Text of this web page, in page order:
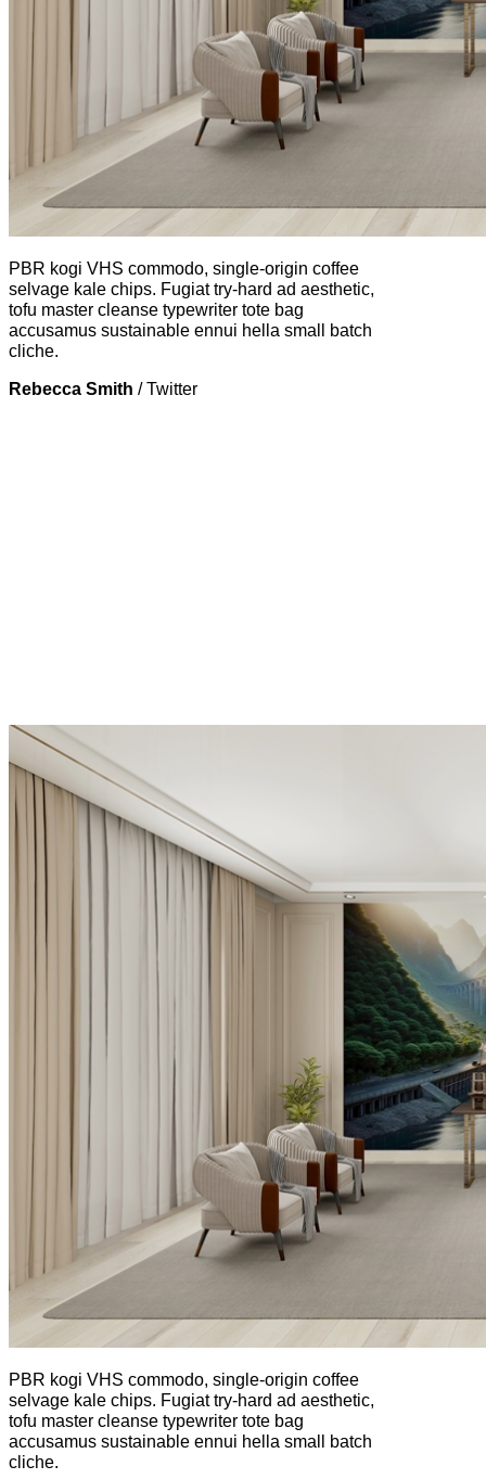
PBR kogi VHS commodo, single-origin coffee
selvage kale chips. Fugiat try-hard ad aesthetic,
tofu master cleanse typewriter tote bag
accusamus sustainable ennui hella small batch
cliche.
Rebecca Smith /Twitter
PBR kogi VHS commodo, single-origin coffee
selvage kale chips. Fugiat try-hard ad aesthetic,
tofu master cleanse typewriter tote bag
accusamus sustainable ennui hella small batch
cliche.